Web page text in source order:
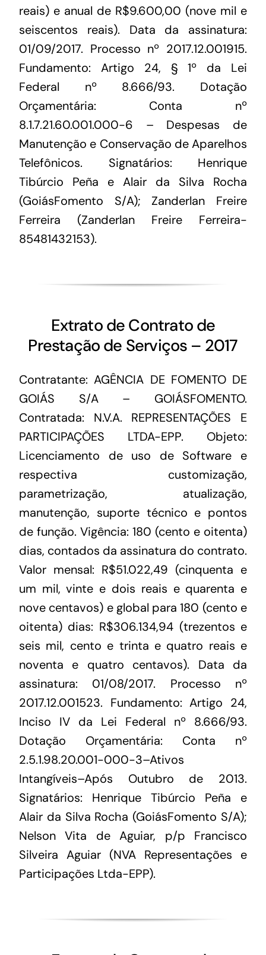
reais) e anual de R$9.600,00 (nove mil e
seiscentos reais). Data da assinatura:
01/09/2017. Processo nº 2017.12.001915.
Fundamento: Artigo 24, § 1º da Lei
Federal nº 8.666/93. Dotação
Orçamentária: Conta nº
8.1.7.21.60.001.000-6 – Despesas de
Manutenção e Conservação de Aparelhos
Telefônicos. Signatários: Henrique
Tibúrcio Peña e Alair da Silva Rocha
(GoiásFomento S/A); Zanderlan Freire
Ferreira (Zanderlan Freire Ferreira-
85481432153).
Extrato de Contrato de
Prestação de Serviços – 2017
Contratante: AGÊNCIA DE FOMENTO DE
GOIÁS S/A – GOIÁSFOMENTO.
Contratada: N.V.A. REPRESENTAÇÕES E
PARTICIPAÇÕES LTDA-EPP. Objeto:
Licenciamento de uso de Software e
respectiva customização,
parametrização, atualização,
manutenção, suporte técnico e pontos
de função. Vigência: 180 (cento e oitenta)
dias, contados da assinatura do contrato.
Valor mensal: R$51.022,49 (cinquenta e
um mil, vinte e dois reais e quarenta e
nove centavos) e global para 180 (cento e
oitenta) dias: R$306.134,94 (trezentos e
seis mil, cento e trinta e quatro reais e
noventa e quatro centavos). Data da
assinatura: 01/08/2017. Processo nº
2017.12.001523. Fundamento: Artigo 24,
Inciso IV da Lei Federal nº 8.666/93.
Dotação Orçamentária: Conta nº
2.5.1.98.20.001-000-3–Ativos
Intangíveis–Após Outubro de 2013.
Signatários: Henrique Tibúrcio Peña e
Alair da Silva Rocha (GoiásFomento S/A);
Nelson Vita de Aguiar, p/p Francisco
Silveira Aguiar (NVA Representações e
Participações Ltda-EPP).